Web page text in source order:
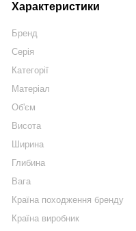
Характеристики
Бренд
Серія
Категорії
Матеріал
Об'єм
Висота
Ширина
Глибина
Вага
Країна походження бренду
Країна виробник